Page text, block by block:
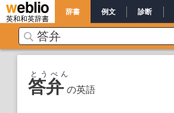
英和和英辞書
辞書 例文 診断
答弁 の英語
とうべん